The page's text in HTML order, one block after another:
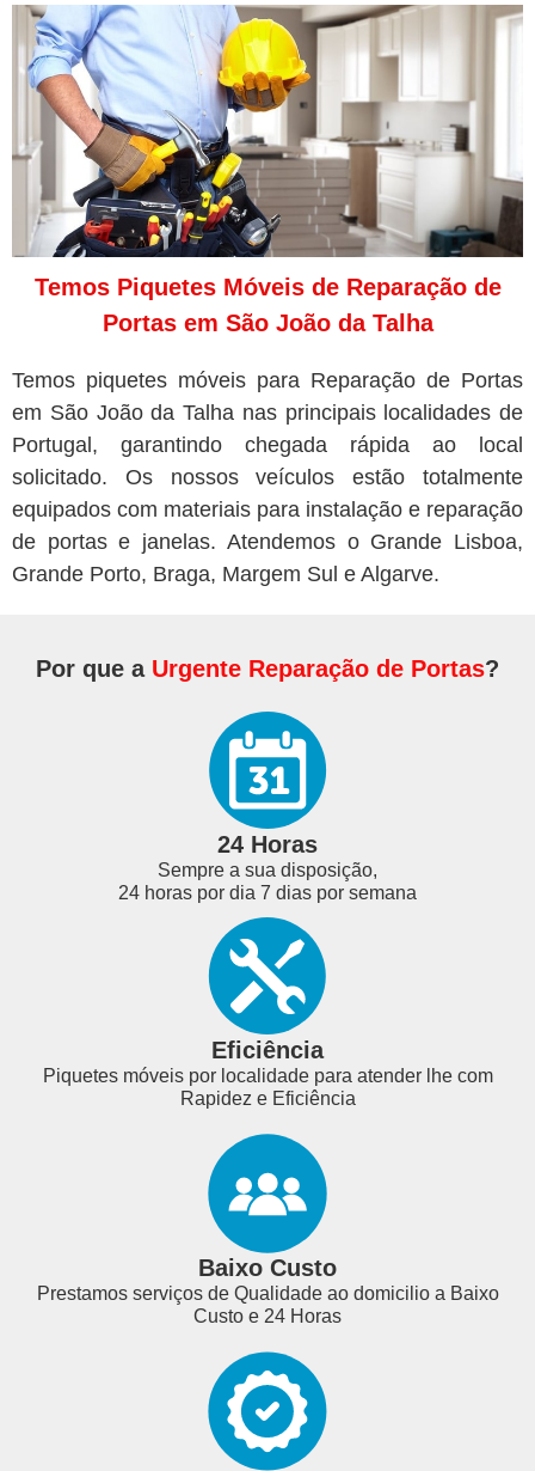
Temos Piquetes Móveis de Reparação de
Portas em São João da Talha
Temos piquetes móveis para Reparação de Portas
em São João da Talha nas principais localidades de
Portugal, garantindo chegada rápida ao local
solicitado. Os nossos veículos estão totalmente
equipados com materiais para instalação e reparação
de portas e janelas. Atendemos o Grande Lisboa,
Grande Porto, Braga, Margem Sul e Algarve.
Por que a Urgente Reparação de Portas?
24 Horas
Sempre a sua disposição,
24 horas por dia 7 dias por semana
Eficiência
Piquetes móveis por localidade para atender lhe com
Rapidez e Eficiência
Baixo Custo
Prestamos serviços de Qualidade ao domicilio a Baixo
Custo e 24 Horas